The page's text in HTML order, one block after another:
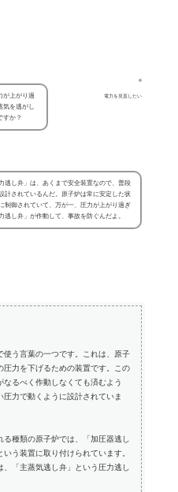
電力を見直したい
が上がり過
気を逃がし
すか？
逃し弁」は、あくまで安全装置なので、普段
計されているんだ。原子炉は常に安定した状
制御されていて、万が一、圧力が上がり過ぎ
逃し弁」が作動して、事故を防ぐんだよ。
使う言葉の一つです。これは、原子
力を下げるための装置です。この
るべく作動しなくても済むよう
力で動くように設計されていま
種類の原子炉では、「加圧器逃し
う装置に取り付けられています。
「主蒸気逃し弁」という圧力逃し